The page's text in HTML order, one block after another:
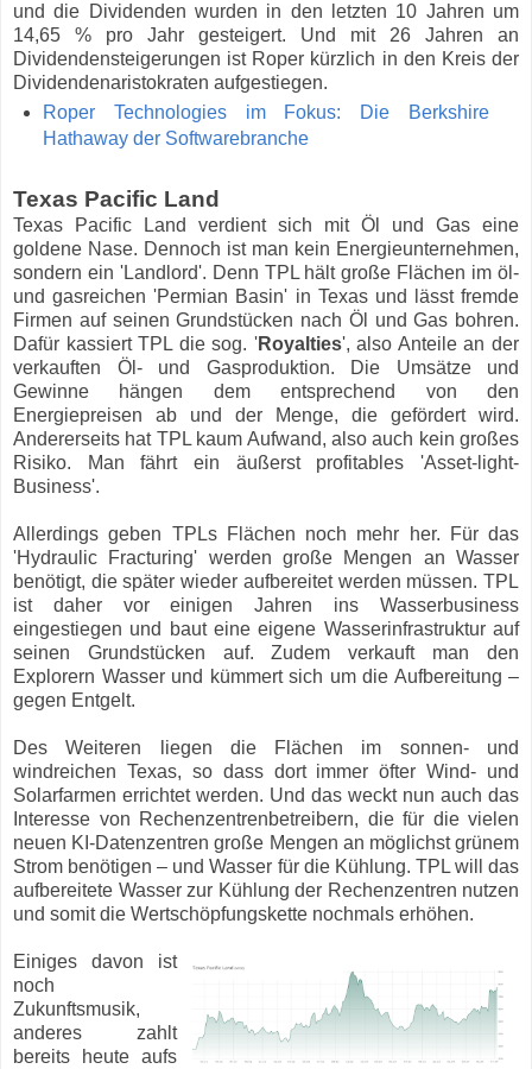
und die Dividenden wurden in den letzten 10 Jahren um
14,65 % pro Jahr gesteigert. Und mit 26 Jahren an
Dividendensteigerungen ist Roper kürzlich in den Kreis der
Dividendenaristokraten aufgestiegen.
Roper Technologies im Fokus: Die Berkshire
Hathaway der Softwarebranche
Texas Pacific Land
Texas Pacific Land verdient sich mit Öl und Gas eine
goldene Nase. Dennoch ist man kein Energieunternehmen,
sondern ein 'Landlord'. Denn TPL hält große Flächen im öl-
und gasreichen 'Permian Basin' in Texas und lässt fremde
Firmen auf seinen Grundstücken nach Öl und Gas bohren.
Dafür kassiert TPL die sog. 'Royalties', also Anteile an der
verkauften Öl- und Gasproduktion. Die Umsätze und
Gewinne hängen dem entsprechend von den
Energiepreisen ab und der Menge, die gefördert wird.
Andererseits hat TPL kaum Aufwand, also auch kein großes
Risiko. Man fährt ein äußerst profitables 'Asset-light-
Business'.
Allerdings geben TPLs Flächen noch mehr her. Für das
'Hydraulic Fracturing' werden große Mengen an Wasser
benötigt, die später wieder aufbereitet werden müssen. TPL
ist daher vor einigen Jahren ins Wasserbusiness
eingestiegen und baut eine eigene Wasserinfrastruktur auf
seinen Grundstücken auf. Zudem verkauft man den
Explorern Wasser und kümmert sich um die Aufbereitung –
gegen Entgelt.
Des Weiteren liegen die Flächen im sonnen- und
windreichen Texas, so dass dort immer öfter Wind- und
Solarfarmen errichtet werden. Und das weckt nun auch das
Interesse von Rechenzentrenbetreibern, die für die vielen
neuen KI-Datenzentren große Mengen an möglichst grünem
Strom benötigen – und Wasser für die Kühlung. TPL will das
aufbereitete Wasser zur Kühlung der Rechenzentren nutzen
und somit die Wertschöpfungskette nochmals erhöhen.
Einiges davon ist
noch
Zukunftsmusik,
anderes zahlt
bereits heute aufs